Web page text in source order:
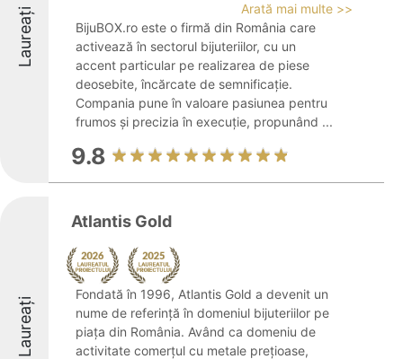
Laureați
Arată mai multe >>
BijuBOX.ro este o firmă din România care
activează în sectorul bijuteriilor, cu un
accent particular pe realizarea de piese
deosebite, încărcate de semnificație.
Compania pune în valoare pasiunea pentru
frumos și precizia în execuție, propunând ...
9.8
Laureați
Atlantis Gold
Fondată în 1996, Atlantis Gold a devenit un
nume de referință în domeniul bijuteriilor pe
piața din România. Având ca domeniu de
activitate comerțul cu metale prețioase,